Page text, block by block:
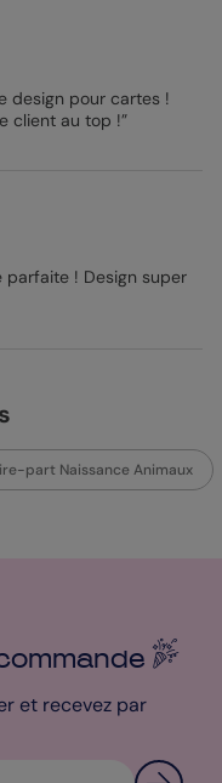
design pour cartes !
client au top !”
parfaite ! Design super
part Naissance Animaux
et recevez par